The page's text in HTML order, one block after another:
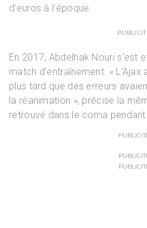
d’euros à l’époque.
En 2017, Abdelhak Nouri s’est
match d’entraînement. « L’Ajax
plus tard que des erreurs
la réanimation », précise la
retrouvé dans le coma